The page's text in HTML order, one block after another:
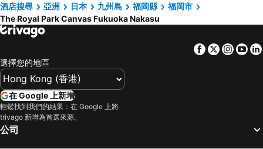
酒店搜尋
亞洲 日本 九州島 福岡縣
福岡市
The Royal Park Canvas Fukuoka Nakasu
Facebook
Twitter
選擇您的地區
在 Google 上新增
輕鬆找到我們的結果：在 Google 上將
trivago 新增為首選來源。
公司